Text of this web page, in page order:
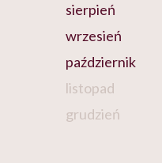
sierpień
wrzesień
październik
listopad
grudzień